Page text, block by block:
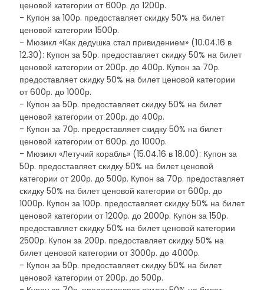
ценовой категории от 600р. до 1200р.
- Купон за 100р. предоставляет скидку 50% на билет
ценовой категории 1500р.
- Мюзикл «Как дедушка стал привидением» (10.04.16 в
12.30): Купон за 50р. предоставляет скидку 50% на билет
ценовой категории от 200р. до 400р. Купон за 70р.
предоставляет скидку 50% на билет ценовой категории
от 600р. до 1000р.
- Купон за 50р. предоставляет скидку 50% на билет
ценовой категории от 200р. до 400р.
- Купон за 70р. предоставляет скидку 50% на билет
ценовой категории от 600р. до 1000р.
- Мюзикл «Летучий корабль» (15.04.16 в 18.00): Купон за
50р. предоставляет скидку 50% на билет ценовой
категории от 200р. до 500р. Купон за 70р. предоставляет
скидку 50% на билет ценовой категории от 600р. до
1000р. Купон за 100р. предоставляет скидку 50% на билет
ценовой категории от 1200р. до 2000р. Купон за 150р.
предоставляет скидку 50% на билет ценовой категории
2500р. Купон за 200р. предоставляет скидку 50% на
билет ценовой категории от 3000р. до 4000р.
- Купон за 50р. предоставляет скидку 50% на билет
ценовой категории от 200р. до 500р.